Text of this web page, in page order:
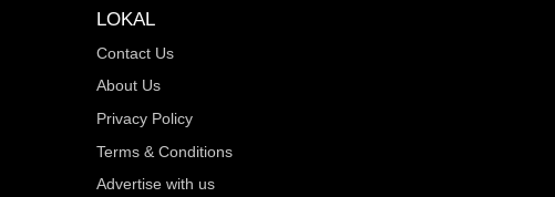
LOKAL
Contact Us
About Us
Privacy Policy
Terms & Conditions
Advertise with us